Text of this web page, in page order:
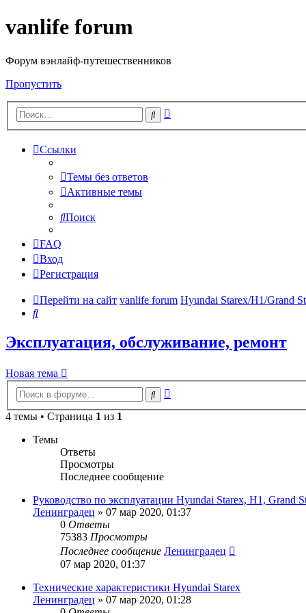
vanlife forum
Форум вэнлайф-путешественников
Пропустить
Поиск
Ссылки
Темы без ответов
Активные темы
Поиск
FAQ
Вход
Регистрация
Перейти на сайт vanlife forum Hyundai Starex/H1/Grand
Поиск
Эксплуатация, обслуживание, ремонт
Новая тема
Поиск
4 темы • Страница 1 из 1
Темы
Ответы
Просмотры
Последнее сообщение
Руководство по эксплуатации Hyundai Starex, H1, Grand
Ленинградец » 07 мар 2020, 01:37
0 Ответы
75383 Просмотры
Последнее сообщение Ленинградец
07 мар 2020, 01:37
Технические характеристики Hyundai Starex
Ленинградец » 07 мар 2020, 01:28